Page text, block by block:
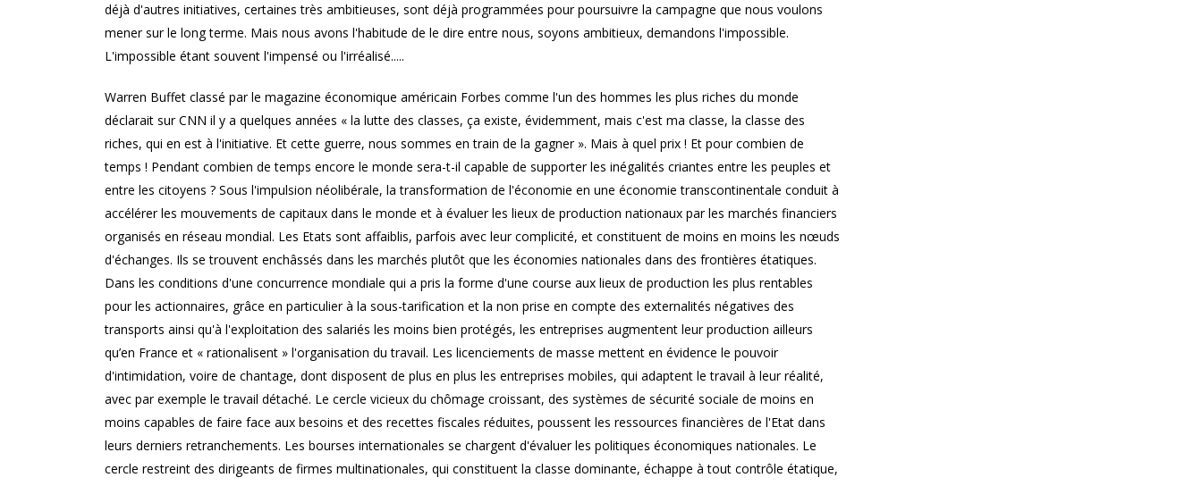
déjà d'autres initiatives, certaines très ambitieuses, sont déjà programmées pour poursuivre la campagne que nous voulons
mener sur le long terme. Mais nous avons l'habitude de le dire entre nous, soyons ambitieux, demandons l'impossible.
L'impossible étant souvent l'impensé ou l'irréalisé.....
Warren Buffet classé par le magazine économique américain Forbes comme l'un des hommes les plus riches du monde déclarait sur CNN il y a quelques années « la lutte des classes, ça existe, évidemment, mais c'est ma classe, la classe des riches, qui en est à l'initiative. Et cette guerre, nous sommes en train de la gagner ». Mais à quel prix ! Et pour combien de temps ! Pendant combien de temps encore le monde sera-t-il capable de supporter les inégalités criantes entre les peuples et entre les citoyens ? Sous l'impulsion néolibérale, la transformation de l'économie en une économie transcontinentale conduit à accélérer les mouvements de capitaux dans le monde et à évaluer les lieux de production nationaux par les marchés financiers organisés en réseau mondial. Les Etats sont affaiblis, parfois avec leur complicité, et constituent de moins en moins les nœuds d'échanges. Ils se trouvent enchâssés dans les marchés plutôt que les économies nationales dans des frontières étatiques. Dans les conditions d'une concurrence mondiale qui a pris la forme d'une course aux lieux de production les plus rentables pour les actionnaires, grâce en particulier à la sous-tarification et la non prise en compte des externalités négatives des transports ainsi qu'à l'exploitation des salariés les moins bien protégés, les entreprises augmentent leur production ailleurs qu’en France et « rationalisent » l'organisation du travail. Les licenciements de masse mettent en évidence le pouvoir d'intimidation, voire de chantage, dont disposent de plus en plus les entreprises mobiles, qui adaptent le travail à leur réalité, avec par exemple le travail détaché. Le cercle vicieux du chômage croissant, des systèmes de sécurité sociale de moins en moins capables de faire face aux besoins et des recettes fiscales réduites, poussent les ressources financières de l'Etat dans leurs derniers retranchements. Les bourses internationales se chargent d'évaluer les politiques économiques nationales. Le cercle restreint des dirigeants de firmes multinationales, qui constituent la classe dominante, échappe à tout contrôle étatique, international, parlementaire, syndical ou autre. Leur stratégie n'obéit qu'à un seul principe : la maximalisation du profit dans le temps le plus court. Les fonds vautours attaquent les pays endettés devant des juridictions étrangères et obtiennent de ceux-ci la captation de leurs richesses au détriment de populations entières qui sont décimées par la faim et la misère. A tel point qu'un éditorialiste du Financial Times écrivait « nommer ces fonds vautours est une insulte faite aux vautours... ». Dans son rapport « une économie au service des 99% » Oxfam démontre que les 1% des plus riches possèdent autant que le reste de la planète. En 2016, 8 personnes (dont fait partie Warren Buffet) possèdent autant que la moitié la plus pauvre de la population mondiale. Alors oui la troisième guerre est bien sociale ! La finance étrangle l'industrie, les services publics ne sont plus considérés que comme des coûts, la planète nous renvoie la folie de la course au profit à tout prix, une grande masse d'hommes et de femmes souffrent. Dans les eaux glacées du calcul égoïste....... Car c'est bien de cela dont il s'agit. Il est parfaitement possible, à condition de se placer du côté de l'intérêt général et non pas de quelques particuliers, de produire suffisamment de richesses pour permettre la satisfaction des besoins des 7 milliards d'êtres humains aujourd'hui sur terre, 9 milliards en 2050. Les problèmes auxquels nous sommes confrontés, accroissement des inégalités, dérèglement climatique, raréfaction des ressources fossiles et des matières premières, ne se résoudront pas avec les politiques et les modes de pensées qui les ont générés. Questionner notre mode de développement, c'est partir des besoins, de l'appareil productif nécessaire pour permettre leur satisfaction, de la nature de la production dans un cadre durable et économe des ressources. C'est engager l'économie circulaire, l'éco conception. Mettre en place la formation initiale et continue des salariés, permettre l'élévation du niveau des connaissances, impulser la recherche, débattre de son rôle, de la maîtrise citoyenne de ses implications, de la place de la science dans la société, de la conception du progrès technique afin qu'il retrouve le lien avec le progrès social. Face aux questions historiques posées à l'humanité, la démocratie devient l'enjeu central. Réindustrialiser le pays au lieu de délocaliser pour ensuite réimporter les produits avec des bilans carbone et sociaux défavorables, répondre aux besoins, reconstruire des services publics de haut niveau, socle de la solidarité et du vivre ensemble, dans la santé, l'éducation, l'eau, l'énergie, les transports, développer les coopérations antagoniques au dumping social et exigeant des développements qui ne se fassent plus les uns au détriment des autres, tels sont les enjeux qui sont devant nous aujourd'hui. (Notre pays représente un élément particulier dans ce jeu mondial. Car nous avons encore un niveau de garanties sociales, conquit par les luttes, essences de notre Histoire sociale, qui constituent un obstacle à la dérèglementation sauvage et généralisée. C'est pour cela que les attaques sont si violentes car ce qui est en jeu est bien de savoir si les normes sociales seront toutes alignées par le bas ou par le haut). La brutalité des remises en cause des droits, indique, par effet miroir, le niveau de l'enjeu et par conséquent celui du rapport de forces et des mobilisations à développer ensemble. Car les uns à côté des autres, on est moins forts. Elever le rapport de forces passe par celui de la prise de conscience pour permettre l'élargissement. Diffuser nos propositions et nos projets concrets et pratiques y contribue. La campagne politique actuelle parle peu des problèmes de fond que représente la place de l'industrie et des services publics. A nous de mener le débat avec les salariés afin d'imposer une autre vision que celle de la finance. Oui l'être humain est une richesse, oui seul son travail crée de la richesse et oui c'est bien le capital qui coûte et ampute tous nos possibles. Aux enjeux sociaux, pour la résorption du chômage, nous proposons une politique de reconquête industrielle et de développement des services publics pour répondre aux besoins, formation, qualification, diminution du temps de travail. Aux enjeux climatiques, nous répondons par une relance de la production au plus près des lieux de consommation, développements des transports propres pour le fret et les voyageurs ainsi que les transports collectifs à des tarifs attractifs, rénovation de l'habitat..... Vous le voyez bien, du travail il y en a, et pour tous ! Combien de millions d'emplois avec toutes les propositions et les projets que nous portons créeraient-ils? Au moins 2 millions ! Et de l'argent il y en a pour le faire puisque la part des dividendes dans la valeur ajoutée a été multipliée par 5 depuis 30 ans. Le développement doit permettre l'émancipation humaine, l'accomplissement de la personne dans toutes ses dimensions, intellectuelle et manuelle. Produire en respectant les écosystèmes, en raccourcissant les circuits pour diminuer les émissions de gaz à effet de serre, en pariant sur l'humain grâce à des qualifications, formations, à la recherche permettrait à chacun d'avoir un travail. L'usage de nouvelles technologies doit être pensé pour rendre le travail moins pénible, plus épanouissant et conduire à diminuer le temps nécessaire pour produire des richesses. Le travail, sa place, son rôle, sa nature, son écartèlement entre conception et réalisation, sa division entre ce qui relève de l'intellectuel et du manuel, son atomisation et morcellement en tâches, ce qui ne permet pas d'appréhender l'ensemble ….est au centre des débats. (Il est au cœur du développement que nous souhaitons inscrire dans un concept compatible avec notre écosystème, sans épuiser les ressources et générer des pollutions destructrices.) La marchandisation de la force de travail dans la société capitaliste impose de travailler suivant les intérêts des employeurs et non pas en fonction des connaissances, intérêts ou valeurs de chacune et chacun. Cela implique de diminuer le pouvoir de ceux qui font le travail, et donc leurs savoirs, car le savoir c'est le pouvoir. Pour se faire, le Taylorisme a découpé le travail en tâches, puis le Lean management a pris le relai avec la mobilité constante qui rend les savoirs en permanence obsolètes. Le débat actuel sur la prétendue fin du travail est en fait une manière pour certains de réduire le travail à l'emploi en ne considérant celui-ci que dans son lien de subordination à l'employeur et d'éviter de se poser les véritables questions qui sont de repenser le travail pour le mettre en adéquation avec les exigences et les possibilités de notre époque, et les aspirations des salariés. Déjà dans les années 70 on nous prédisait la fin de l'emploi avec la robotisation. La peur de la technique et de ses conséquences sur l'emploi est permanente dans notre histoire. Dans ce contexte, le revenu universel peut s'interpréter comme un renoncement à vouloir transformer le travail, une acceptation du discours patronal sur les réductions massives d'emplois liées aux nouvelles technologies, la rupture du lien entre le travail et la création de richesse, rupture qui n'a aucun sens. Le travail ne va pas disparaître, il va se transformer. La différence avec les mutations technologiques précédentes est qu'il va se transformer en masse, car nous sommes devant des mutations industrielles et d'organisation du travail considérables et complexes avec la numérisation dans l'industrie. L'enjeu principal est de permettre aux salariés de s'emparer de leurs utilisations et de ne pas laisser les dirigeants des entreprises en faire un seul outil de rentabilité par la réduction de l'emploi, ce qui est souvent le cas. La CGT a toujours considéré que l'introduction d